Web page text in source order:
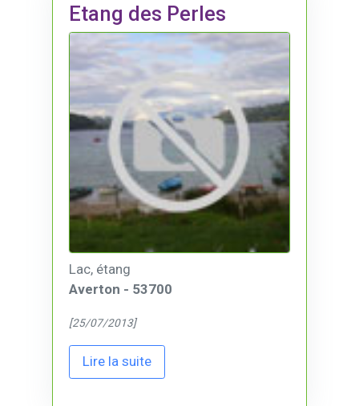
Etang des Perles
Lac, étang
Averton - 53700
[25/07/2013]
Lire la suite